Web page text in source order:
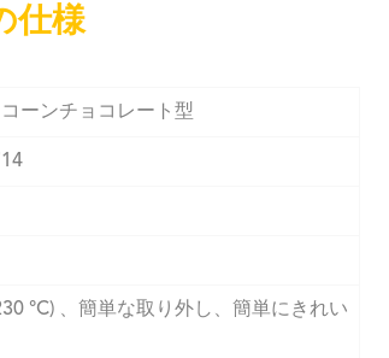
仕様
ーンチョコレート型
°C) 、簡単な取り外し、簡単にきれい